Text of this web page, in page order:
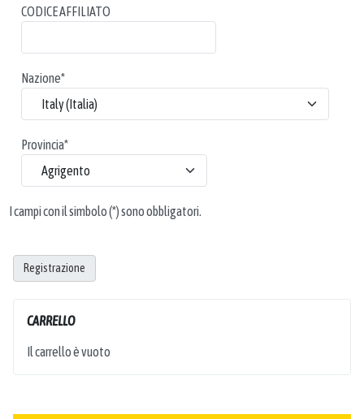
CODICE AFFILIATO
Nazione*
Provincia*
I campi con il simbolo (*) sono obbligatori.
Registrazione
CARRELLO
Il carrello è vuoto